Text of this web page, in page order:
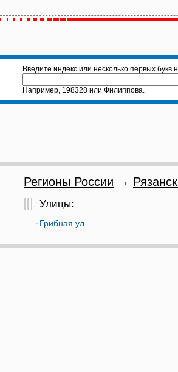
Введите индекс или несколько первых
Например, 198328 или Филиппова.
Регионы России →
Улицы:
Грибная ул.